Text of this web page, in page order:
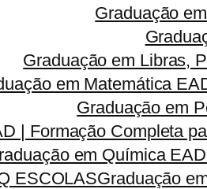
Graduação
Graduação em Libras,
em Matemática
Graduação em
| Formação Completa
em Química
ESCOLASGraduação